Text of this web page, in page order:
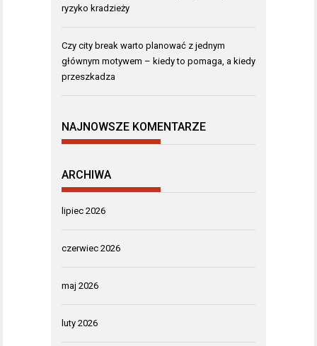
ryzyko kradzieży
Czy city break warto planować z jednym
głównym motywem – kiedy to pomaga, a kiedy
przeszkadza
NAJNOWSZE KOMENTARZE
ARCHIWA
lipiec 2026
czerwiec 2026
maj 2026
luty 2026